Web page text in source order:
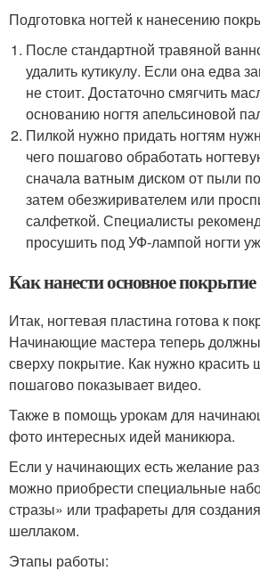
Подготовка ногтей к нанесению
После стандартной травяной
удалить кутикулу. Если она едва
не стоит. Достаточно смягчить
основанию ногтя апельсиновой
Пилкой нужно придать ногтям
чего пошагово обработать
сначала ватным диском от пыли
затем обезжиривателем или
салфеткой. Специалисты
просушить под УФ-лампой ногти
Как нанести основное покрытие
Итак, ногтевая пластина готова к
Начинающие мастера теперь
сверху покрытие. Как нужно красить
пошагово показывает видео.
Также в помощь урокам для
фото интересных идей маникюра.
Если у начинающих есть желание
можно приобрести специальные
стразы» или трафареты для
шеллаком.
Этапы работы: